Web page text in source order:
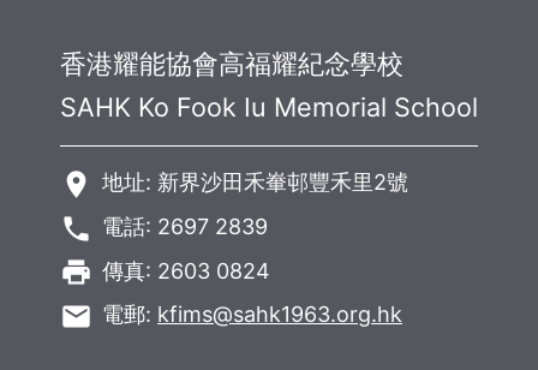
香港耀能協會高福耀紀念學校
SAHK Ko Fook Iu Memorial School
room 地址: 新界沙田禾輋邨豐禾里2號
phone 電話: 2697 2839
local_printshop 傳真: 2603 0824
email 電郵: kfims@sahk1963.org.hk